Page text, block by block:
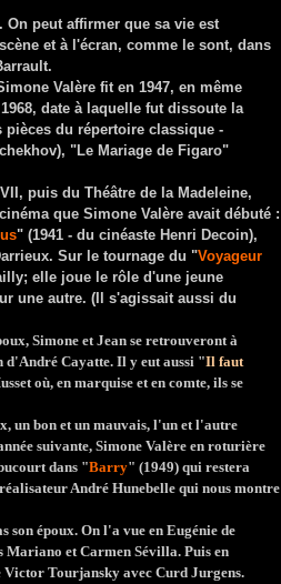
On peut affirmer que sa vie est
et à l'écran, comme le sont, dans
Valère fit en 1947, en même
date à laquelle fut dissoute la
du répertoire classique -
"Le Mariage de Figaro"
puis du Théâtre de la Madeleine,
que Simone Valère avait débuté :
" (1941 - du cinéaste Henri Decoin),
Sur le tournage du "Voyageur
elle joue le rôle d'une jeune
une autre. (Il s'agissait aussi du
Simone et Jean se retrouveront à
d'André Cayatte. Il y eut aussi "Il faut
où, en marquise et en comte, ils se
un bon et un mauvais, l'un et l'autre
suivante, Simone Valère en roturière
dans "Barry" (1949) qui restera
André Hunebelle qui nous montre
son époux. On l'a vue en Eugénie de
et Carmen Sévilla. Puis en
Victor Tourjansky avec Curd Jurgens.